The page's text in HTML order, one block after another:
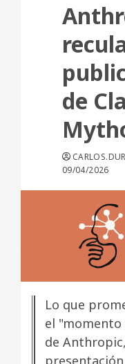
de
09/04/2026
Lo que
el "momento
de